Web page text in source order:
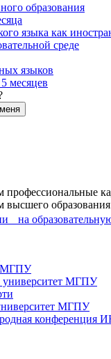
образования
языка как
среде
языков
5 месяцев
профессиональные
высшего
на
МГПУ
университет МГПУ
МГПУ
конференция